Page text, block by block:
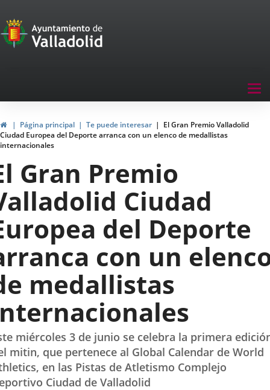
Portal
de
navegación
InicioPágina principal Te puede interesar
El Gran Premio Valladolid
Ciudad Europea del Deporte arranca con un elenco de medallistas
internacionales
Gran Premio
Ciudad
del Deporte
con un
medallistas
miércoles 3 de junio se celebra la primera
mitin, que pertenece al Global Calendar de World
en las Pistas de Atletismo Complejo
Ciudad de Valladolid